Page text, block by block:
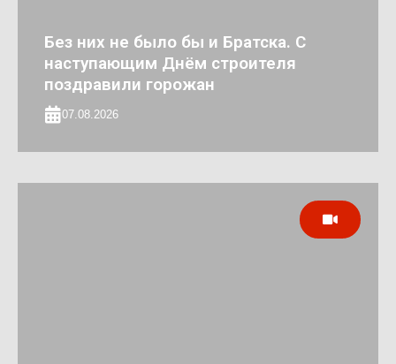
Без них не было бы и Братска. С
наступающим Днём строителя
поздравили горожан
07.08.2026